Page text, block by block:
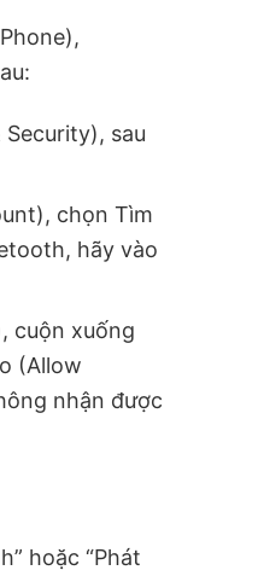
sau
chọn Tìm
hãy vào
cuộn xuống
(Allow
nhận được
hoặc “Phát